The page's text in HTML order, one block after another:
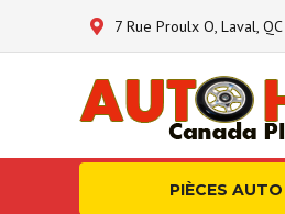
7 Rue Proulx O, Laval,
PIÈCES AUTO